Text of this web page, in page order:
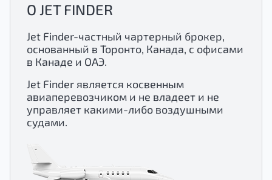
О JET FINDER
Jet Finder-частный чартерный брокер,
основанный в Торонто, Канада, с офисами
в Канаде и ОАЭ.
Jet Finder является косвенным
авиаперевозчиком и не владеет и не
управляет какими-либо воздушными
судами.